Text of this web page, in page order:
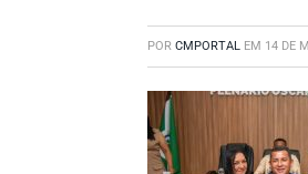
POR CMPORTAL EM 14 DE